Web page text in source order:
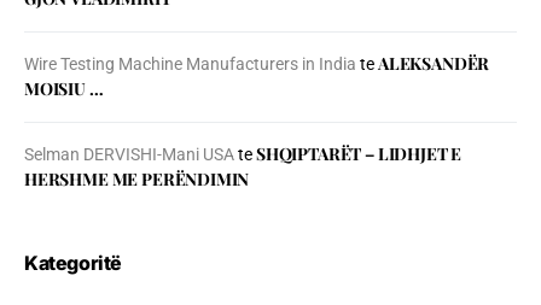
Wire Testing Machine Manufacturers in India teALEKSANDËR
MOISIU …
Selman DERVISHI-Mani USAteSHQIPTARËT – LIDHJET E
HERSHME ME PERËNDIMIN
Kategoritë